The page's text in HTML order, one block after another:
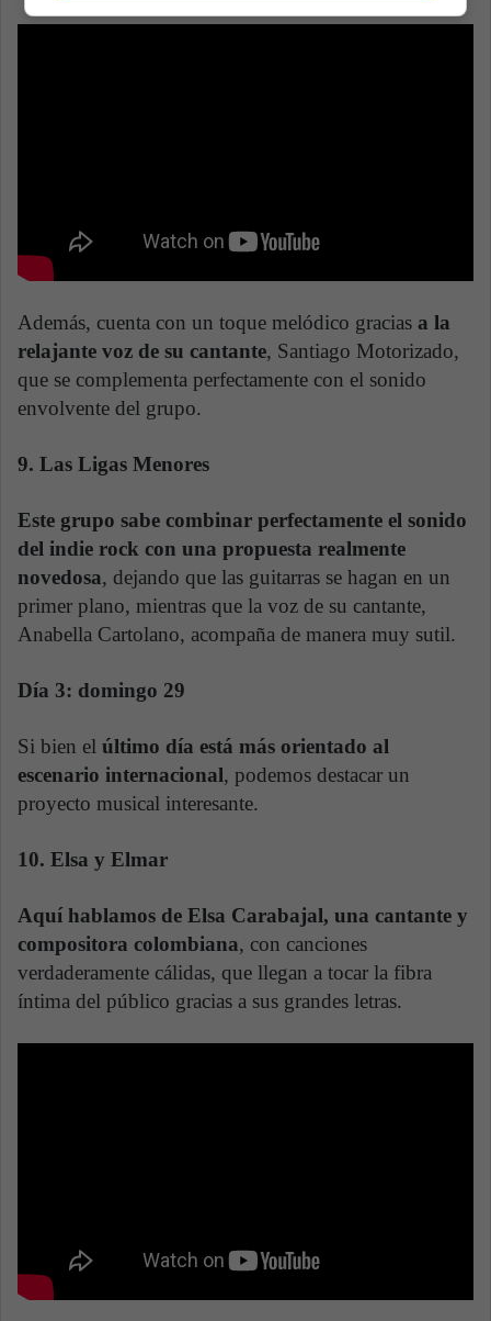
Además, cuenta con un toque melódico gracias a la
relajante voz de su cantante, Santiago Motorizado,
que se complementa perfectamente con el sonido
envolvente del grupo.
9. Las Ligas Menores
Este grupo sabe combinar perfectamente el sonido
del indie rock con una propuesta realmente
novedosa, dejando que las guitarras se hagan en un
primer plano, mientras que la voz de su cantante,
Anabella Cartolano, acompaña de manera muy sutil.
Día 3: domingo 29
Si bien el último día está más orientado al
escenario internacional, podemos destacar un
proyecto musical interesante.
10. Elsa y Elmar
Aquí hablamos de Elsa Carabajal, una cantante y
compositora colombiana, con canciones
verdaderamente cálidas, que llegan a tocar la fibra
íntima del público gracias a sus grandes letras.